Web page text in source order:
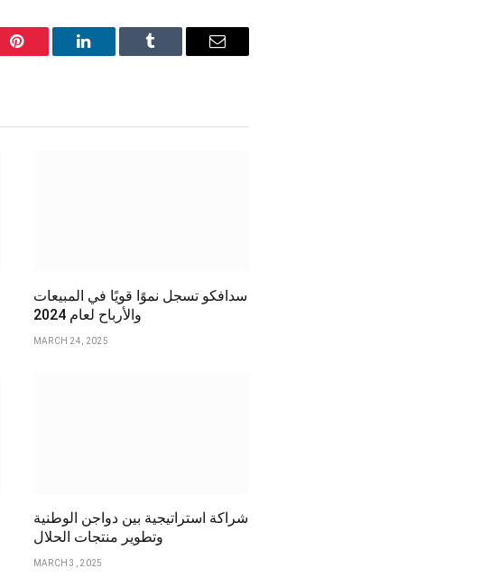
Pinterest LinkedIn Tumblr Email
سدافكو تسجل نموًا قويًا في المبيعات
والأرباح لعام 2024
MARCH 24, 2025
شراكة استراتيجية بين دواجن الوطنية
وتطوير منتجات الحلال
MARCH 3, 2025